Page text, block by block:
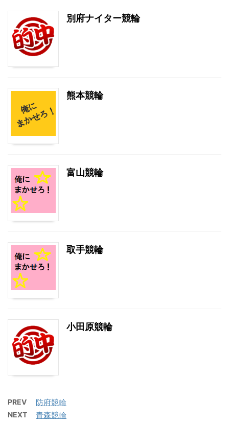
別府ナイター競輪
熊本競輪
富山競輪
取手競輪
小田原競輪
PREV 防府競輪
NEXT 青森競輪